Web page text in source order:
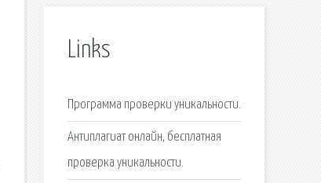
Links
Программа проверки уникальности.
Антиплагиат онлайн, бесплатная
проверка уникальности.